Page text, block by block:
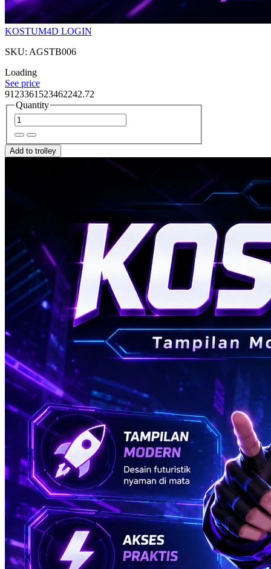
KOSTUM4D LOGIN
SKU: AGSTB006
Loading
See price
9123361523462242.72
Quantity
Add to trolley